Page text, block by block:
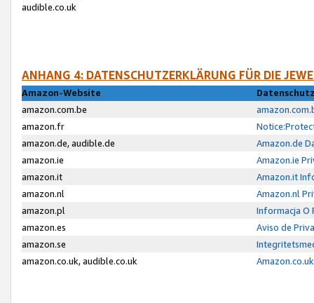
audible.co.uk
ANHANG 4: DATENSCHUTZERKLÄRUNG FÜR DIE
Amazon-Website
amazon.com.be
amazon.fr
amazon.de, audible.de
Amazon.de
amazon.ie
Amazon.ie
amazon.it
Amazon.it
amazon.nl
Amazon.nl
amazon.pl
Informacja O
amazon.es
Aviso de
amazon.se
amazon.co.uk, audible.co.uk